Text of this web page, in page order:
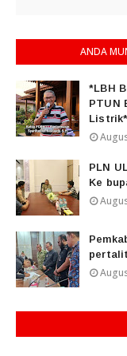
ANDA
*LBH
PTUN
Listrik*
PLN
Ke